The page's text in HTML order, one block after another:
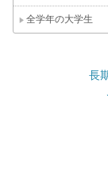
全学年の大学生
長